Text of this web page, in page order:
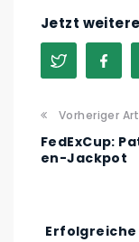
Jetzt
Vorheriger
FedExCup:
en-Jackpot